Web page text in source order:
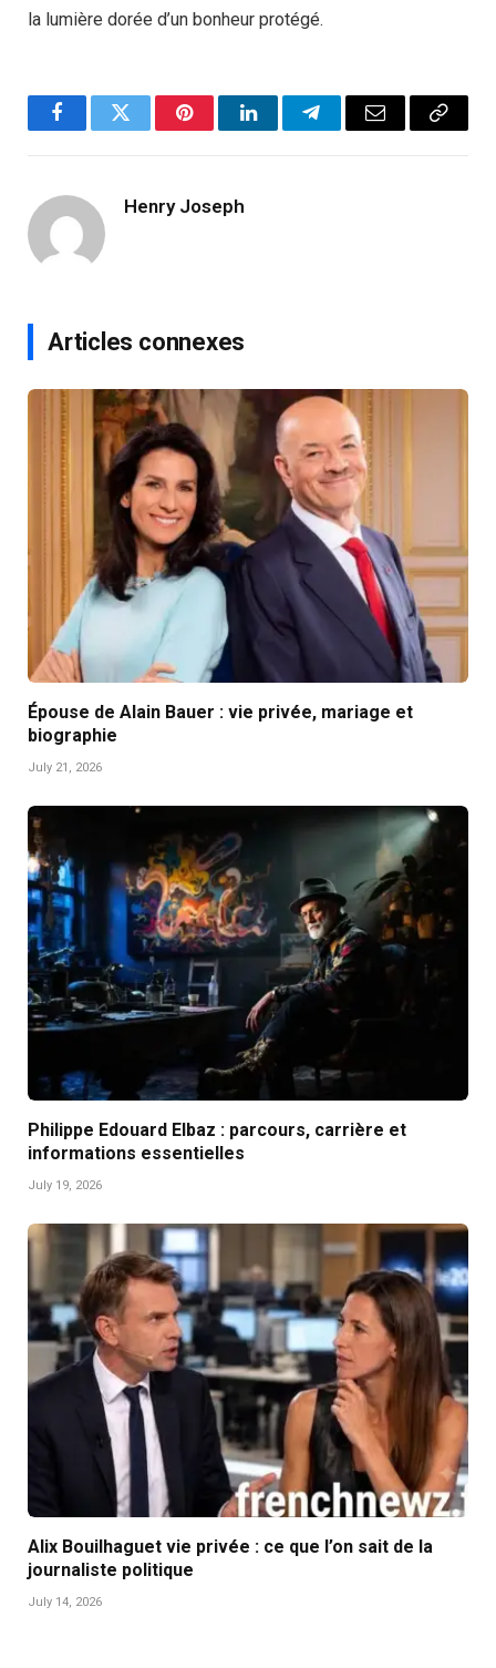
la lumière dorée d’un bonheur protégé.
FacebookTwitter PinterestLinkedInTelegramEmail
Copy
Henry Joseph
Articles connexes
Épouse de Alain Bauer : vie privée, mariage et
biographie
July 21, 2026
Philippe Edouard Elbaz : parcours, carrière et
informations essentielles
July 19, 2026
Alix Bouilhaguet vie privée : ce que l’on sait de la
journaliste politique
July 14, 2026